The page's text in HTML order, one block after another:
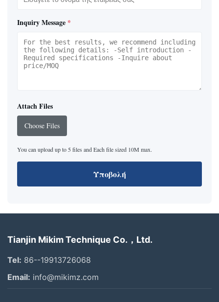
Inquiry Message *
Attach Files
Choose Files
You can upload up to 5 files and Each file sized 10M max.
Υποβολή
Tianjin Mikim Technique Co.，Ltd.
Tel: 86--19913726068
Email: info@mikimz.com